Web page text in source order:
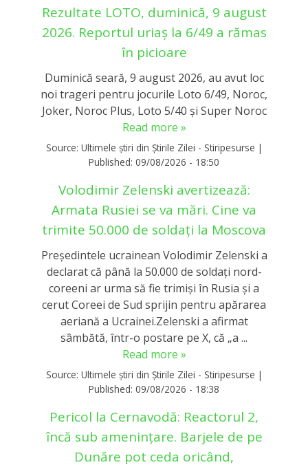
Rezultate LOTO, duminică, 9 august
2026. Reportul uriaș la 6/49 a rămas
în picioare
Duminică seară, 9 august 2026, au avut loc
noi trageri pentru jocurile Loto 6/49, Noroc,
Joker, Noroc Plus, Loto 5/40 și Super Noroc
Read more »
Source: Ultimele știri din Știrile Zilei - Stiripesurse |
Published: 09/08/2026 - 18:50
Volodimir Zelenski avertizează:
Armata Rusiei se va mări. Cine va
trimite 50.000 de soldați la Moscova
Președintele ucrainean Volodimir Zelenski a
declarat că până la 50.000 de soldați nord-
coreeni ar urma să fie trimiși în Rusia și a
cerut Coreei de Sud sprijin pentru apărarea
aeriană a Ucrainei.Zelenski a afirmat
sâmbătă, într-o postare pe X, că „a ...
Read more »
Source: Ultimele știri din Știrile Zilei - Stiripesurse |
Published: 09/08/2026 - 18:38
Pericol la Cernavodă: Reactorul 2,
încă sub amenințare. Barjele de pe
Dunăre pot ceda oricând,